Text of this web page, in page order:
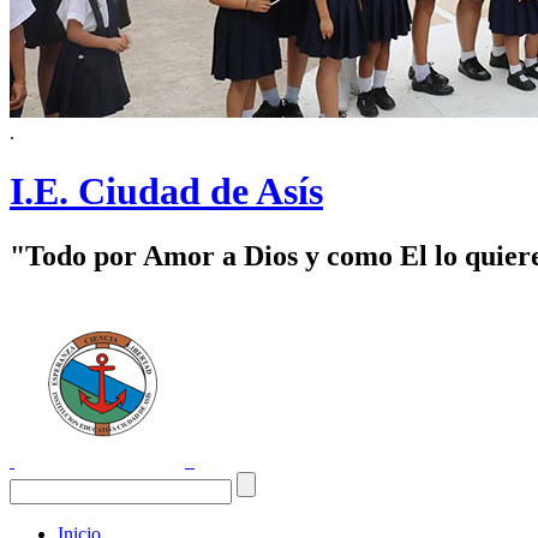
.
I.E. Ciudad de Asís
"Todo por Amor a Dios y como El lo
Inicio